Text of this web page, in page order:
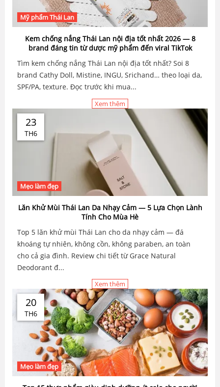
Mỹ phẩm Thái Lan
Kem chống nắng Thái Lan nội địa tốt nhất 2026 — 8
brand đáng tin từ dược mỹ phẩm đến viral TikTok
Tìm kem chống nắng Thái Lan nội địa tốt nhất? Soi 8
brand Cathy Doll, Mistine, INGU, Srichand… theo loại da,
SPF/PA, texture. Đọc trước khi mua...
Xem thêm
23
TH6
Mẹo làm đẹp
Lăn Khử Mùi Thái Lan Da Nhạy Cảm — 5 Lựa Chọn Lành
Tính Cho Mùa Hè
Top 5 lăn khử mùi Thái Lan cho da nhạy cảm — đá
khoáng tự nhiên, không cồn, không paraben, an toàn
cho cả gia đình. Review chi tiết từ Grace Natural
Deodorant đ...
Xem thêm
20
TH6
Mẹo làm đẹp